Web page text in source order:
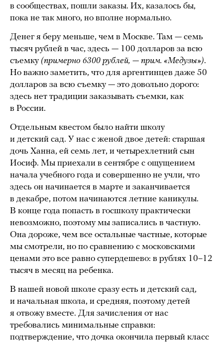
в сообществах, пошли заказы. Их, казалось бы,
пока не так много, но вполне нормально.
Денег я беру меньше, чем в Москве. Там — семь
тысяч рублей в час, здесь — 100 долларов за всю
съемку(примерно 6300 рублей, — прим. «Медузы»).
Но важно заметить, что для аргентинцев даже 50
долларов за всю съемку — это довольно дорого:
здесь нет традиции заказывать съемки, как
в России.
Отдельным квестом было найти школу
и детский сад. У нас с женой двое детей: старшая
дочь Ханна, ей семь лет, и четырехлетний сын
Иосиф. Мы приехали в сентябре с ощущением
начала учебного года и совершенно не учли, что
здесь он начинается в марте и заканчивается
в декабре, потом начинаются летние каникулы.
В конце года попасть в госшколу практически
невозможно, поэтому мы записались в частную.
Она дороже, чем все остальные частные, которые
мы смотрели, но по сравнению с московскими
ценами это все равно супердешево: в рублях 10–12
тысяч в месяц на ребенка.
В нашей новой школе сразу есть и детский сад,
и начальная школа, и средняя, поэтому детей
я отвожу вместе. Для зачисления от нас
требовались минимальные справки:
подтверждение, что дочка окончила первый класс